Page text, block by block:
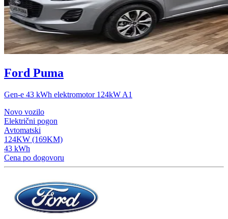
Ford Puma
Gen-e 43 kWh elektromotor 124kW A1
Novo vozilo
Električni pogon
Avtomatski
124KW (169KM)
43 kWh
Cena po dogovoru